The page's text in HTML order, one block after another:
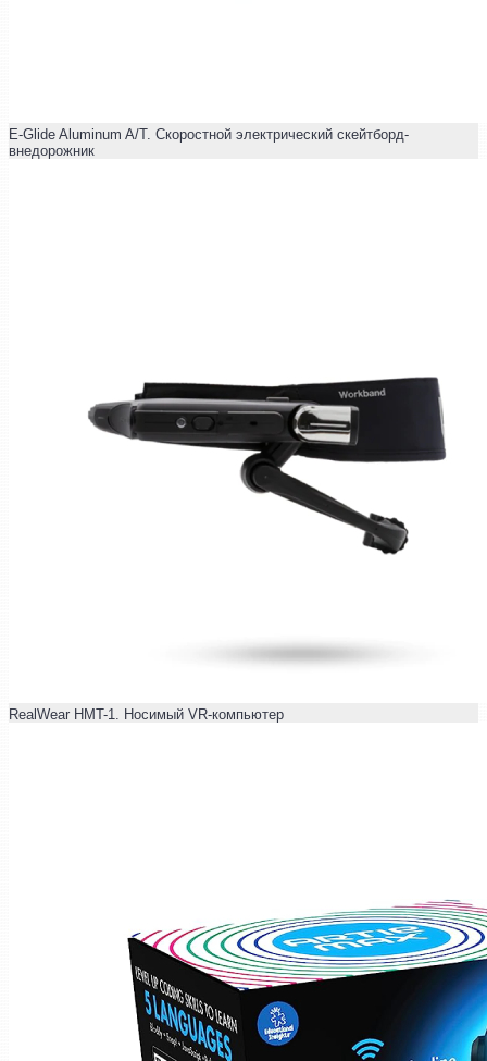
E-Glide Aluminum A/T. Скоростной электрический скейтборд-
внедорожник
RealWear HMT-1. Носимый VR-компьютер